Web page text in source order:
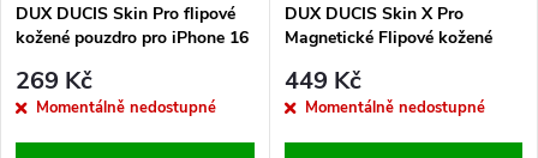
DUX DUCIS Skin Pro flipové
kožené pouzdro pro iPhone 16
269 Kč
Momentálně nedostupné
DUX DUCIS Skin X Pro
Magnetické Flipové kožené
Max Purple
449 Kč
Momentálně nedostupné